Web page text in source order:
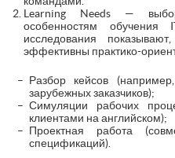
Learning Needs —
особенностям обучения
исследования
эффективны практико-
Разбор кейсов
зарубежных заказчиков);
Симуляции рабочих
клиентами на английском);
Проектная работа
спецификаций).